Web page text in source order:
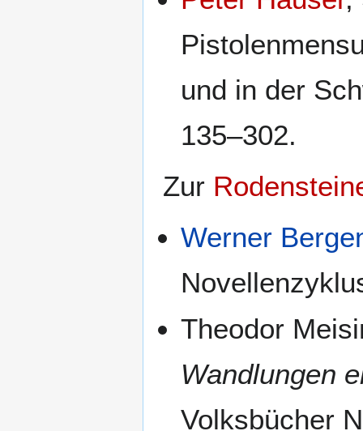
und in der
135–302.
Zur
Werner
Theodor
Wandlungen
Volksbücher